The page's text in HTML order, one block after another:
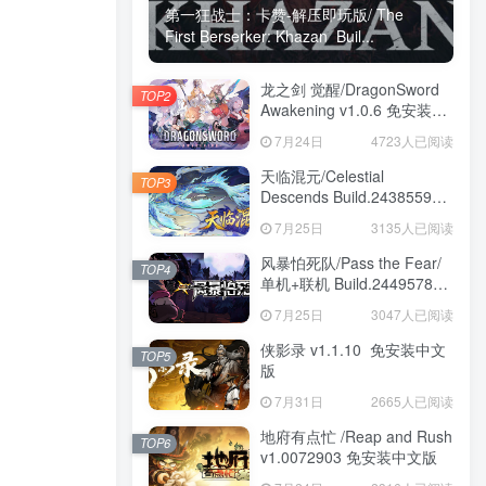
第一狂战士：卡赞-解压即玩版/ The
First Berserker: Khazan Buil...
龙之剑 觉醒/DragonSword
Awakening v1.0.6 免安装中
7月24日 4723人已阅读
TOP2
天临混元/Celestial
Descends Build.24385591
7月25日 3135人已阅读
TOP3
风暴怕死队/Pass the Fear/
单机+联机 Build.24495782
7月25日 3047人已阅读
TOP4
侠影录 v1.1.10 免安装中文
版
7月31日 2665人已阅读
TOP5
地府有点忙 /Reap and Rush
v1.0072903 免安装中文版
TOP6